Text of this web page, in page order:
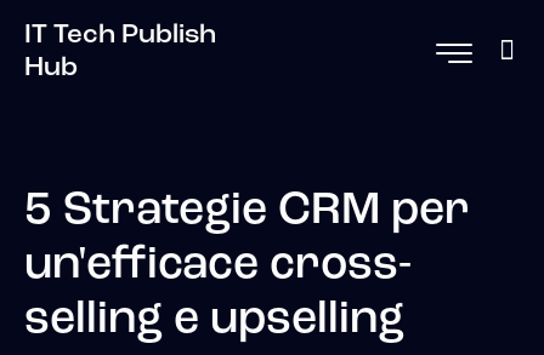
IT Tech Publish
Hub
5 Strategie CRM per
un'efficace cross-
selling e upselling